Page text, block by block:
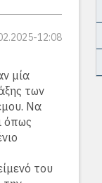
Οι
αλλά και
να
αυτής.
12:08
μία
των
Να
όπως
του